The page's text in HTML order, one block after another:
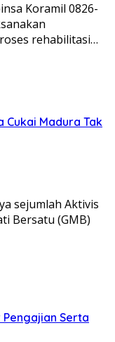
Koramil 0826-
rehabilitasi…
Cukai Madura Tak
sejumlah Aktivis
Bersatu (GMB)
Pengajian Serta